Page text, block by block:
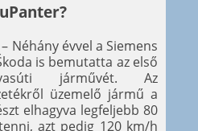
– Néhány évvel a Siemens
is bemutatta az első
járművét. Az
üzemelő jármű a
elhagyva legfeljebb 80
azt pedig 120 km/h